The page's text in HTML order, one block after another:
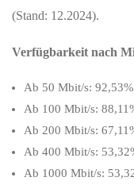
(Stand: 12.2024).
Verfügbarkeit nach
Ab 50 Mbit/s: 92,53%
Ab 100 Mbit/s:
Ab 200 Mbit/s:
Ab 400 Mbit/s:
Ab 1000 Mbit/s: